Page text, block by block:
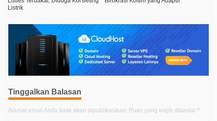
v
i
i
p
o
s
Listrik
Tinggalkan Balasan
Alamat email Anda tidak akan dipublikasikan. Ruas yang wajib ditandai *